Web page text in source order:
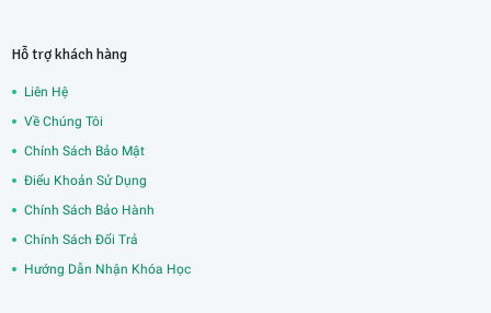
Hỗ trợ khách hàng
Liên Hệ
Về Chúng Tôi
Chính Sách Bảo Mật
Điểu Khoản Sử Dụng
Chính Sách Bảo Hành
Chính Sách Đổi Trả
Hướng Dẫn Nhận Khóa Học